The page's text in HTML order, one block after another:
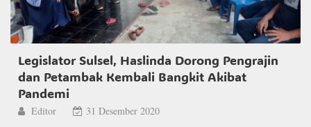
Legislator Sulsel, Haslinda Dorong Pengrajin
dan Petambak Kembali Bangkit Akibat
Pandemi
Editor
31 Desember 2020